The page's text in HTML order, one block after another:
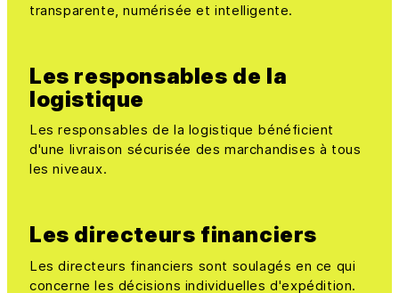
transparente, numérisée et intelligente.
Les responsables de la
logistique
Les responsables de la logistique bénéficient
d'une livraison sécurisée des marchandises à tous
les niveaux.
Les directeurs financiers
Les directeurs financiers sont soulagés en ce qui
concerne les décisions individuelles d'expédition.